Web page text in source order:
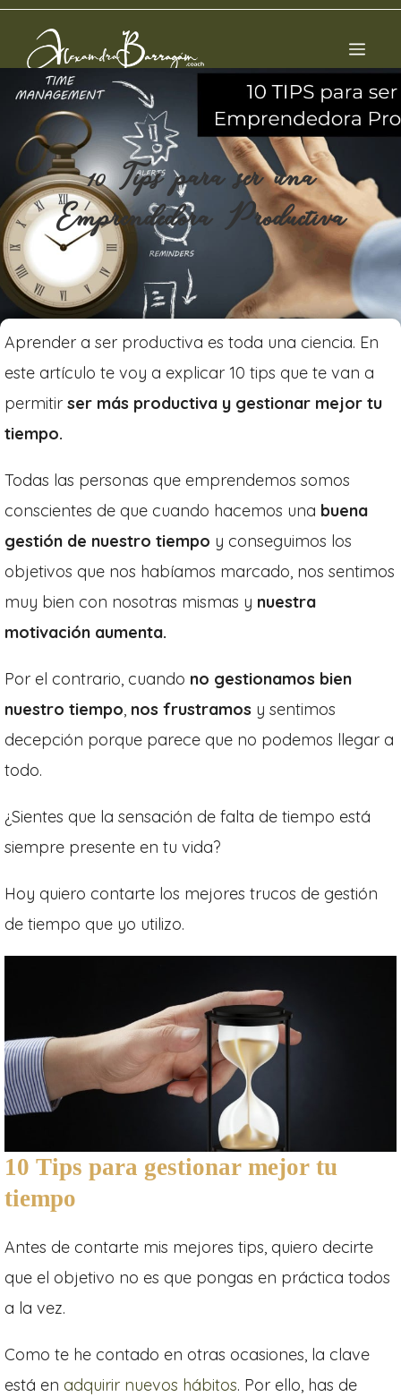
10 Tips para ser una
Emprendedora Productiva
Aprender a ser productiva es toda una ciencia. En
este artículo te voy a explicar 10 tips que te van a
permitir ser más productiva y gestionar mejor tu
tiempo.
Todas las personas que emprendemos somos
conscientes de que cuando hacemos una buena
gestión de nuestro tiempo y conseguimos los
objetivos que nos habíamos marcado, nos sentimos
muy bien con nosotras mismas y nuestra
motivación aumenta.
Por el contrario, cuando no gestionamos bien
nuestro tiempo, nos frustramos y sentimos
decepción porque parece que no podemos llegar a
todo.
¿Sientes que la sensación de falta de tiempo está
siempre presente en tu vida?
Hoy quiero contarte los mejores trucos de gestión
de tiempo que yo utilizo.
10 Tips para gestionar mejor tu
tiempo
Antes de contarte mis mejores tips, quiero decirte
que el objetivo no es que pongas en práctica todos
a la vez.
Como te he contado en otras ocasiones, la clave
está en adquirir nuevos hábitos. Por ello, has de